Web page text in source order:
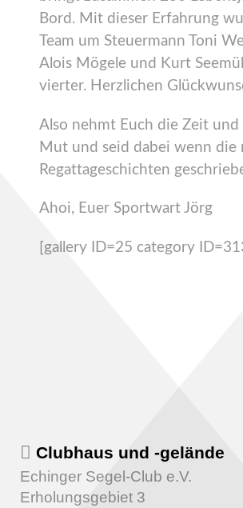
Bord. Mit dieser Erfahrung
Team um Steuermann Toni
Alois Mögele und Kurt
vierter. Herzlichen
Also nehmt Euch die Zeit und
Mut und seid dabei wenn die
Regattageschichten
Ahoi, Euer Sportwart Jörg
[gallery ID=25 category
Clubhaus und -gelände
Echinger Segel-Club e.V.
Erholungsgebiet 3